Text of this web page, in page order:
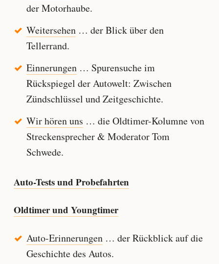
der Motorhaube.
Weitersehen… der Blick über den
Tellerrand.
Einnerungen… Spurensuche im
Rückspiegel der Autowelt: Zwischen
Zündschlüssel und Zeitgeschichte.
Wir hören uns … die Oldtimer-Kolumne von
Streckensprecher & Moderator Tom
Schwede.
Auto-Tests und Probefahrten
Oldtimer und Youngtimer
Auto-Erinnerungen… der Rückblick auf die
Geschichte des Autos.